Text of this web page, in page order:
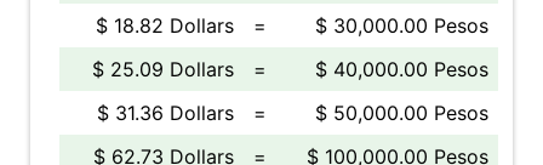
$ 18.82 Dollars
=
$ 30,000.00 Pesos
$ 25.09 Dollars
=
$ 40,000.00 Pesos
$ 31.36 Dollars
=
$ 50,000.00 Pesos
$ 62.73 Dollars
= $ 100,000.00 Pesos